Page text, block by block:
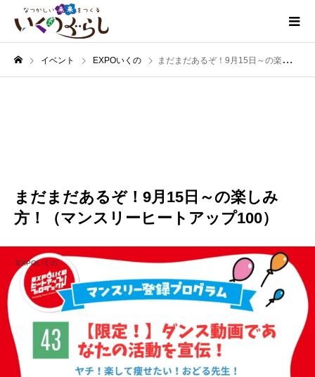
イベント EXPOいくの まだまだあるぞ！9月15日～の楽しみ方！（マンスリーヒートアップ100）
まだまだあるぞ！9月15日～の楽しみ
方！（マンスリーヒートアップ100）
EXPOいくの